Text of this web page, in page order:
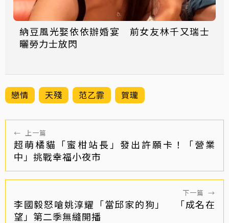
納豆風光娶依依辦婚宴 前女友林千又瑞士
曬勞力士放閃
戀情 天殘 范乙霏 賀瓏
← 上一篇
超萌橘貓「蜜柑站長」發出許願卡！「營業
中」挑戰幸福小夜市
下一篇 →
李國毅怒嗆姚淳耀「當邱家的狗」 「成名在
望」第二季無縫開播